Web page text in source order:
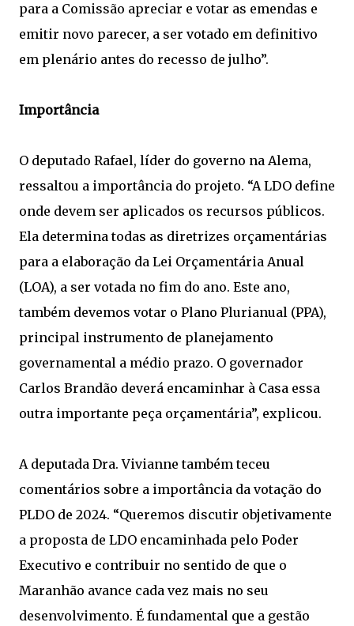
para a Comissão apreciar e votar as emendas e
emitir novo parecer, a ser votado em definitivo
em plenário antes do recesso de julho”.
Importância
O deputado Rafael, líder do governo na Alema,
ressaltou a importância do projeto. “A LDO define
onde devem ser aplicados os recursos públicos.
Ela determina todas as diretrizes orçamentárias
para a elaboração da Lei Orçamentária Anual
(LOA), a ser votada no fim do ano. Este ano,
também devemos votar o Plano Plurianual (PPA),
principal instrumento de planejamento
governamental a médio prazo. O governador
Carlos Brandão deverá encaminhar à Casa essa
outra importante peça orçamentária”, explicou.
A deputada Dra. Vivianne também teceu
comentários sobre a importância da votação do
PLDO de 2024. “Queremos discutir objetivamente
a proposta de LDO encaminhada pelo Poder
Executivo e contribuir no sentido de que o
Maranhão avance cada vez mais no seu
desenvolvimento. É fundamental que a gestão